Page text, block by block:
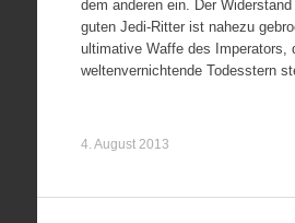
dem anderen ein. Der
guten Jedi-Ritter ist nahezu
ultimative Waffe des Imperators,
weltenvernichtende Todesstern
4. August 2013